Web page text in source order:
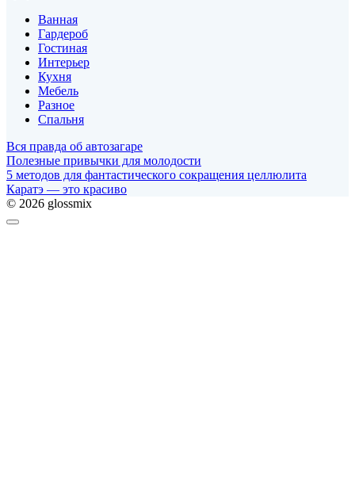
Ванная
Гардероб
Гостиная
Интерьер
Кухня
Мебель
Разное
Спальня
Вся правда об автозагаре
Полезные привычки для молодости
5 методов для фантастического сокращения целлюлита
Каратэ — это красиво
© 2026 glossmix